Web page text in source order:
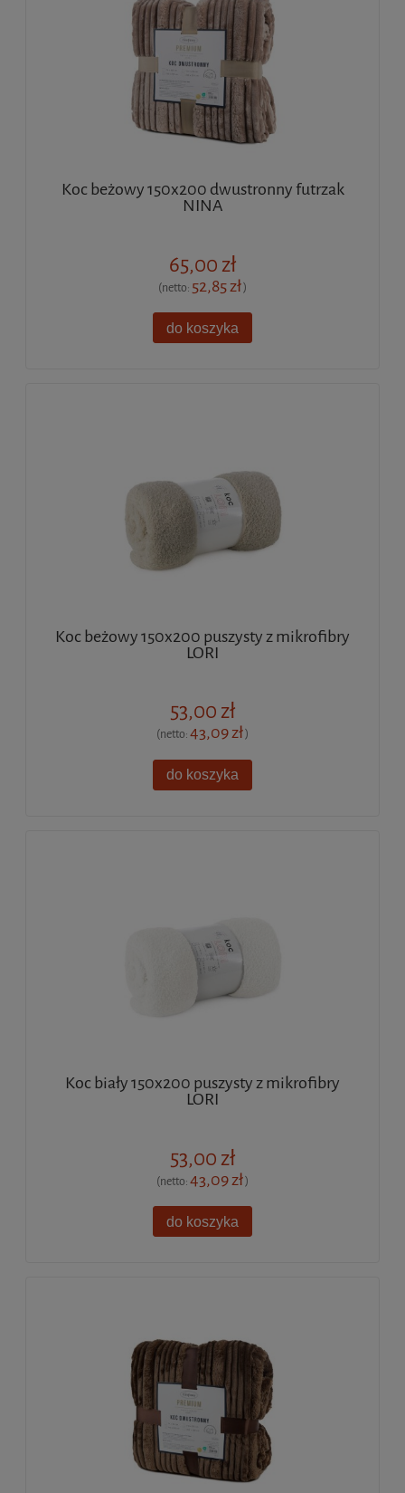
Koc beżowy 150x200 dwustronny futrzak
NINA
65,00 zł
(netto: 52,85 zł)
do koszyka
Koc beżowy 150x200 puszysty z mikrofibry
LORI
53,00 zł
(netto:43,09 zł)
do koszyka
Koc biały 150x200 puszysty z mikrofibry
LORI
53,00 zł
(netto:43,09 zł)
do koszyka